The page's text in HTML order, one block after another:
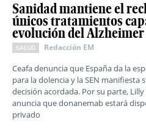
Sanidad mantiene el
únicos tratamientos
evolución del Alzheimer
SALUD Redacción EM
Ceafa denuncia que España da la
para la dolencia y la SEN manifiesta
decisión acordada. Por su parte,
anuncia que donanemab estará
privado